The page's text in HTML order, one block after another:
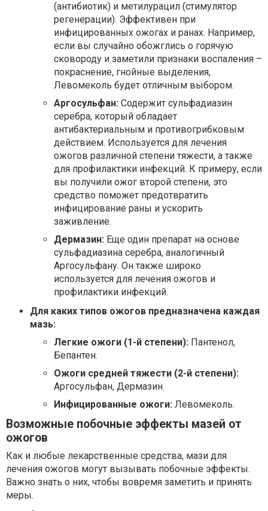
(антибиотик) и метилурацил (стимулятор
регенерации). Эффективен при
инфицированных ожогах и ранах. Например,
если вы случайно обожглись о горячую
сковороду и заметили признаки воспаления –
покраснение, гнойные выделения,
Левомеколь будет отличным выбором.
Аргосульфан: Содержит сульфадиазин
серебра, который обладает
антибактериальным и противогрибковым
действием. Используется для лечения
ожогов различной степени тяжести, а также
для профилактики инфекций. К примеру, если
вы получили ожог второй степени, это
средство поможет предотвратить
инфицирование раны и ускорить
заживление.
Дермазин: Еще один препарат на основе
сульфадиазина серебра, аналогичный
Аргосульфану. Он также широко
используется для лечения ожогов и
профилактики инфекций.
Для каких типов ожогов предназначена каждая
мазь:
Легкие ожоги (1-й степени): Пантенол,
Бепантен.
Ожоги средней тяжести (2-й степени):
Аргосульфан, Дермазин.
Инфицированные ожоги: Левомеколь.
Возможные побочные эффекты мазей от
ожогов
Как и любые лекарственные средства, мази для
лечения ожогов могут вызывать побочные эффекты.
Важно знать о них, чтобы вовремя заметить и принять
меры.